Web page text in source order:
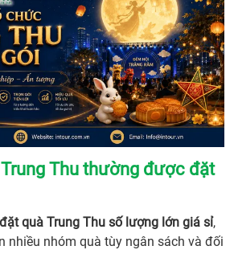
Thu thường được đặt
đặt quà Trung Thu số lượng lớn giá sỉ,
nhiều nhóm quà tùy ngân sách và đối